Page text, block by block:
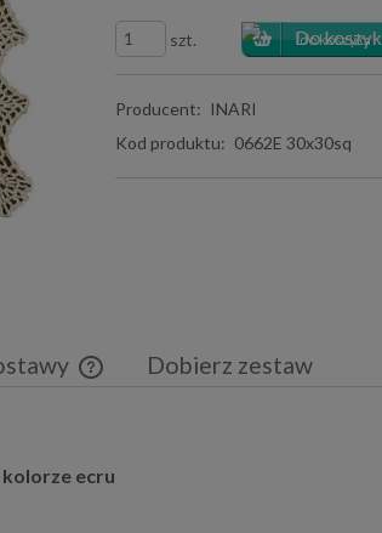
szt.
Producent: INARI
Kod produktu: 0662E 30x30sq
Dobierz zestaw
kolorze ecru